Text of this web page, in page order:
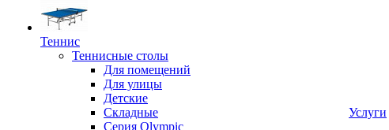
Теннис
Теннисные столы
Для помещений
Для улицы
Детские
Складные
Серия Olympic
Услуги